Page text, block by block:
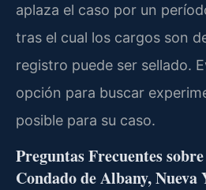
aplaza el caso por un
tras el cual los cargos son
registro puede ser sellado.
opción para buscar
posible para su caso.
Preguntas Frecuentes
Condado de Albany, Nueva